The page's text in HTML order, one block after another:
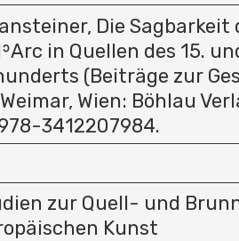
Die Sagbarkeit
in Quellen des 15.
(Beiträge zur
Wien: Böhlau
3412207984.
zur Quell- und
Kunst